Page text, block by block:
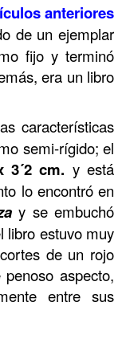
anteriores
de un ejemplar
fijo y terminó
era un libro
características
semi-rígido; el
3´2 cm. y está
lo encontró en
y se embuchó
libro estuvo muy
de un rojo
aspecto,
entre sus